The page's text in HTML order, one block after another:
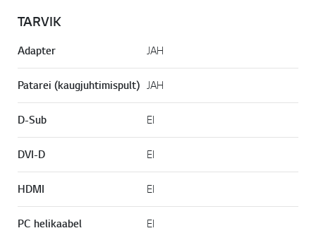
TARVIK
Adapter JAH
Patarei (kaugjuhtimispult) JAH
D-Sub EI
DVI-D EI
HDMI EI
PC helikaabel EI